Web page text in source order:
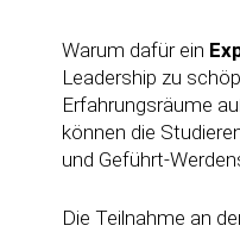
Warum dafür ein
Leadership zu
Erfahrungsräume
können die
und Geführt-
Die Teilnahme an